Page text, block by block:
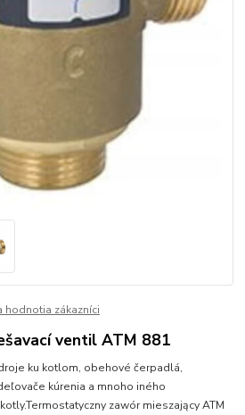
hodnotia zákazníci
ventil ATM 881
ku kotlom, obehové čerpadlá,
kúrenia a mnoho iného
zawór mieszający ATM